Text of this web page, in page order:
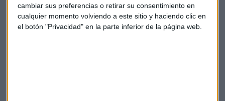
cambiar sus preferencias o retirar su consentimiento en
cualquier momento volviendo a este sitio y haciendo clic en
el botón "Privacidad" en la parte inferior de la página web.
Suscríbete a nuestros boletines